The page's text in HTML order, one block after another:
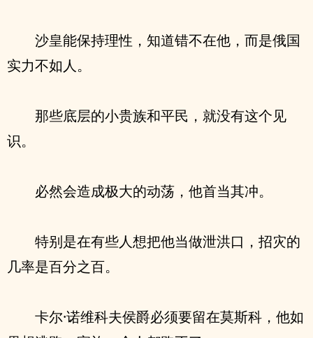
沙皇能保持理性，知道错不在他，而是俄国
实力不如人。
那些底层的小贵族和平民，就没有这个见
识。
必然会造成极大的动荡，他首当其冲。
特别是在有些人想把他当做泄洪口，招灾的
几率是百分之百。
卡尔·诺维科夫侯爵必须要留在莫斯科，他如